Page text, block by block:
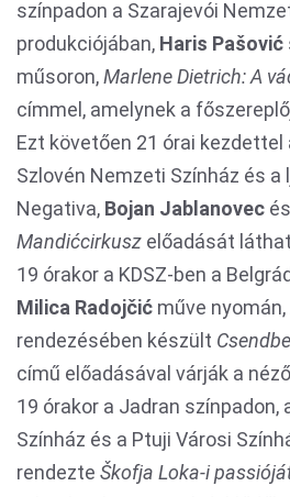
színpadon a Szarajevói
produkciójában, Haris Pašović
műsoron,Marlene Dietrich: A
címmel, amelynek a
Ezt követően 21 órai kezdettel
Szlovén Nemzeti Színház és a
Negativa, Bojan Jablanovec és
Mandićcirkusz előadását
19 órakor a KDSZ-ben a
Milica Radojčić műve nyomán,
rendezésében készült
című előadásával várják a
19 órakor a Jadran színpadon,
Színház és a Ptuji Városi
rendezte Škofja Loka-i